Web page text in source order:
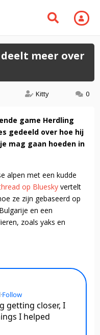
meer over
Kitty 0
game Herdling
gedeeld over hoe hij
mag gaan hoeden in
alpen met een kudde
op Bluesky vertelt
ze zijn gebaseerd op
en een
zoals yaks en